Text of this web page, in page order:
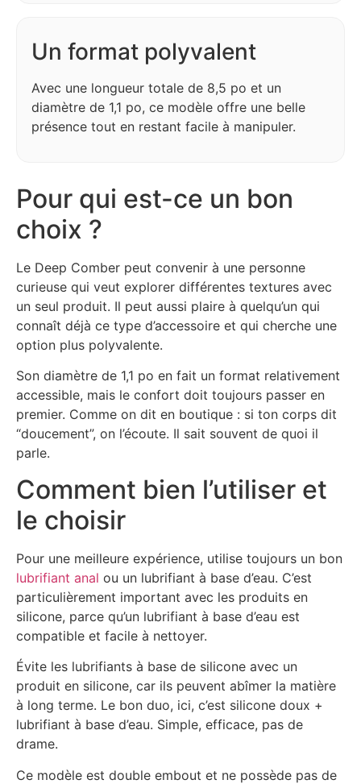
Un format polyvalent
Avec une longueur totale de 8,5 po et un
diamètre de 1,1 po, ce modèle offre une belle
présence tout en restant facile à manipuler.
Pour qui est-ce un bon
choix ?
Le Deep Comber peut convenir à une personne
curieuse qui veut explorer différentes textures avec
un seul produit. Il peut aussi plaire à quelqu’un qui
connaît déjà ce type d’accessoire et qui cherche une
option plus polyvalente.
Son diamètre de 1,1 po en fait un format relativement
accessible, mais le confort doit toujours passer en
premier. Comme on dit en boutique : si ton corps dit
“doucement”, on l’écoute. Il sait souvent de quoi il
parle.
Comment bien l’utiliser et
le choisir
Pour une meilleure expérience, utilise toujours un bon
lubrifiant anal ou un lubrifiant à base d’eau. C’est
particulièrement important avec les produits en
silicone, parce qu’un lubrifiant à base d’eau est
compatible et facile à nettoyer.
Évite les lubrifiants à base de silicone avec un
produit en silicone, car ils peuvent abîmer la matière
à long terme. Le bon duo, ici, c’est silicone doux +
lubrifiant à base d’eau. Simple, efficace, pas de
drame.
Ce modèle est double embout et ne possède pas de